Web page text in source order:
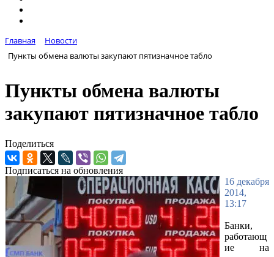
Главная
Новости
Пункты обмена валюты закупают пятизначное табло
Пункты обмена валюты
закупают пятизначное табло
Поделиться
Подписаться на обновления
16 декабря
2014,
13:17
Банки,
работающ
ие на